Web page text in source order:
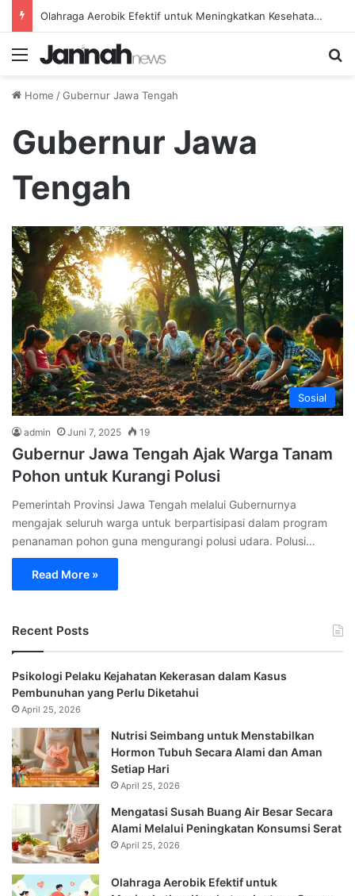
Olahraga Aerobik Efektif untuk Meningkatkan Kesehatan Jantung Secara Konsisten
Menu
Home /Gubernur Jawa Tengah
Gubernur Jawa
Tengah
Sosial
admin Juni 7, 2025 19
Gubernur Jawa Tengah Ajak Warga Tanam
Pohon untuk Kurangi Polusi
Pemerintah Provinsi Jawa Tengah melalui Gubernurnya
mengajak seluruh warga untuk berpartisipasi dalam program
penanaman pohon guna mengurangi polusi udara. Polusi…
Read More »
Recent Posts
Psikologi Pelaku Kejahatan Kekerasan dalam Kasus
Pembunuhan yang Perlu Diketahui
April 25, 2026
Nutrisi Seimbang untuk Menstabilkan
Hormon Tubuh Secara Alami dan Aman
Setiap Hari
April 25, 2026
Mengatasi Susah Buang Air Besar Secara
Alami Melalui Peningkatan Konsumsi Serat
April 25, 2026
Olahraga Aerobik Efektif untuk